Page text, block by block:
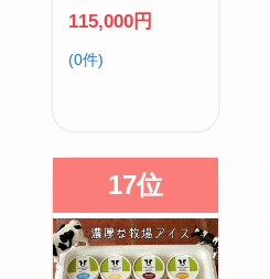
115,000円
(0件)
17位